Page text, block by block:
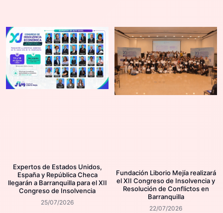
Expertos de Estados Unidos,
España y República Checa
llegarán a Barranquilla para el XII
Congreso de Insolvencia
25/07/2026
Fundación Liborio Mejía realizará
el XII Congreso de Insolvencia y
Resolución de Conflictos en
Barranquilla
22/07/2026